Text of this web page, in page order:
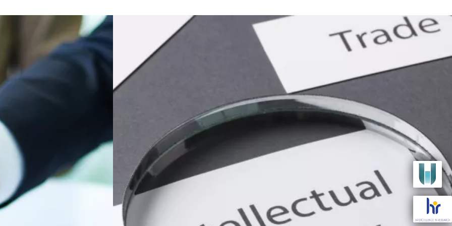
Image
The Patent Attorneys Section
Image
Image